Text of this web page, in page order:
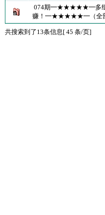
074期━★★★★★━多组
赚！━★★★★★━（全部
共搜索到了13条信息[ 45 条/页]